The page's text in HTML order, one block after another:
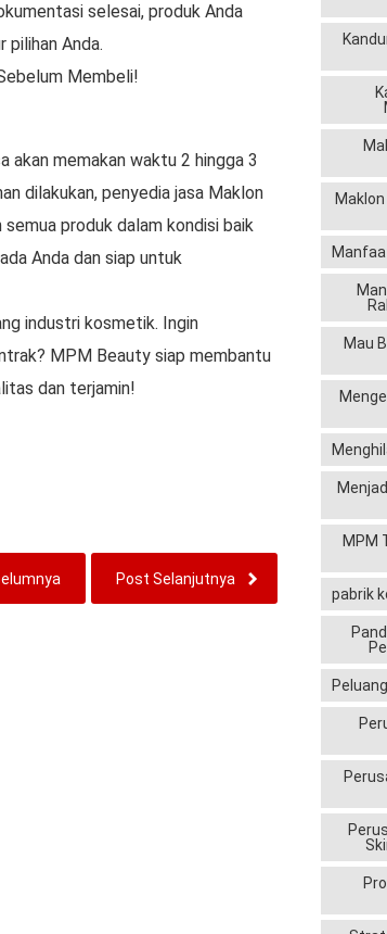
selesai, produk Anda
pilihan Anda.
Membeli!
akan memakan waktu 2 hingga 3
dilakukan, penyedia jasa Maklon
produk dalam kondisi baik
Anda dan siap untuk
industri kosmetik. Ingin
MPM Beauty siap membantu
dan terjamin!
Post Selanjutnya
Mau
MPM
pabrik